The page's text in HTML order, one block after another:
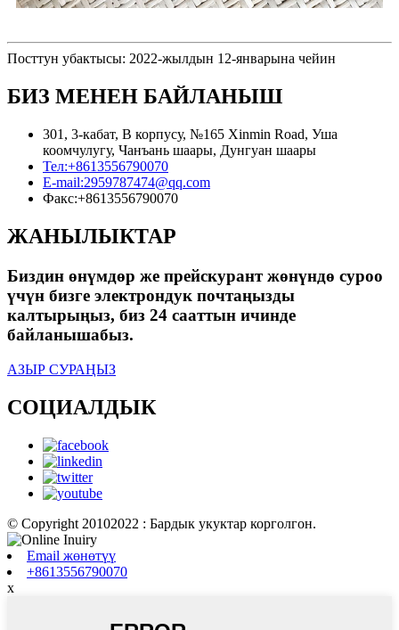
Посттун убактысы: 2022-жылдын 12-январына чейин
БИЗ МЕНЕН БАЙЛАНЫШ
301, 3-кабат, В корпусу, №165 Xinmin Road, Уша
коомчулугу, Чанъань шаары, Дунгуан шаары
Тел:+8613556790070
E-mail:2959787474@qq.com
Факс:+8613556790070
ЖАНЫЛЫКТАР
Биздин өнүмдөр же прейскурант жөнүндө суроо
үчүн бизге электрондук почтаңызды
калтырыңыз, биз 24 сааттын ичинде
байланышабыз.
АЗЫР СУРАҢЫЗ
СОЦИАЛДЫК
© Copyright 20102022 : Бардык укуктар корголгон.
Email жөнөтүү
+8613556790070
x